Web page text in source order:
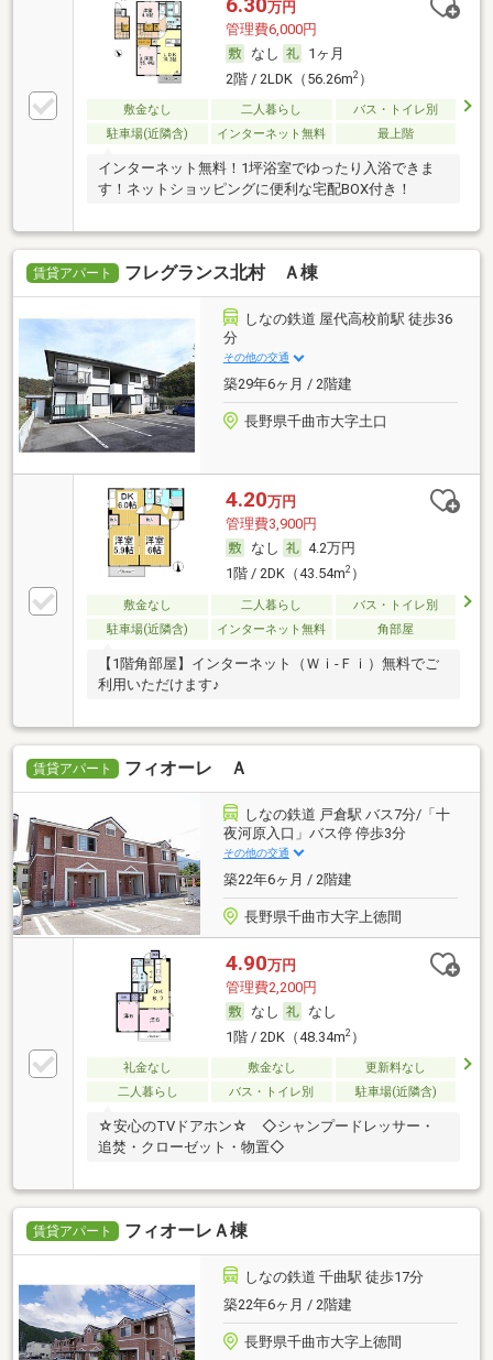
6.30万円
管理費6,000円
なし
1ヶ月
2階 / 2LDK（56.26m2）
敷金なし 二人暮らし
バス・トイレ別
駐車場(近隣含)
インターネット無料 最上階
インターネット無料！1坪浴室でゆったり入浴できま
す！ネットショッピングに便利な宅配BOX付き！
賃貸アパート フレグランス北村 Ａ棟
しなの鉄道 屋代高校前駅 徒歩36
分
その他の交通
築29年6ヶ月 / 2階建
長野県千曲市大字土口
4.20万円
管理費3,900円
なし
4.2万円
1階 / 2DK（43.54m2）
敷金なし 二人暮らし
バス・トイレ別
駐車場(近隣含)
インターネット無料 角部屋
【1階角部屋】インターネット（Ｗｉ-Ｆｉ）無料でご
利用いただけます♪
賃貸アパート フィオーレ Ａ
しなの鉄道 戸倉駅 バス7分/「十
夜河原入口」バス停 停歩3分
その他の交通
築22年6ヶ月 / 2階建
長野県千曲市大字上徳間
4.90万円
管理費2,200円
なし
なし
1階 / 2DK（48.34m2）
礼金なし 敷金なし
更新料なし
二人暮らし
バス・トイレ別 駐車場(近隣含)
☆安心のTVドアホン☆ ◇シャンプードレッサー・
追焚・クローゼット・物置◇
賃貸アパート フィオーレＡ棟
しなの鉄道 千曲駅 徒歩17分
築22年6ヶ月 / 2階建
長野県千曲市大字上徳間